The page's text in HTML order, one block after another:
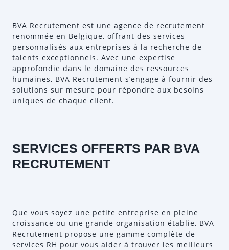
BVA Recrutement est une agence de recrutement
renommée en Belgique, offrant des services
personnalisés aux entreprises à la recherche de
talents exceptionnels. Avec une expertise
approfondie dans le domaine des ressources
humaines, BVA Recrutement s’engage à fournir des
solutions sur mesure pour répondre aux besoins
uniques de chaque client.
SERVICES OFFERTS PAR BVA
RECRUTEMENT
Que vous soyez une petite entreprise en pleine
croissance ou une grande organisation établie, BVA
Recrutement propose une gamme complète de
services RH pour vous aider à trouver les meilleurs